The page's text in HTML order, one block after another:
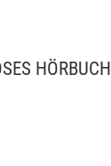
HÖRBUCH